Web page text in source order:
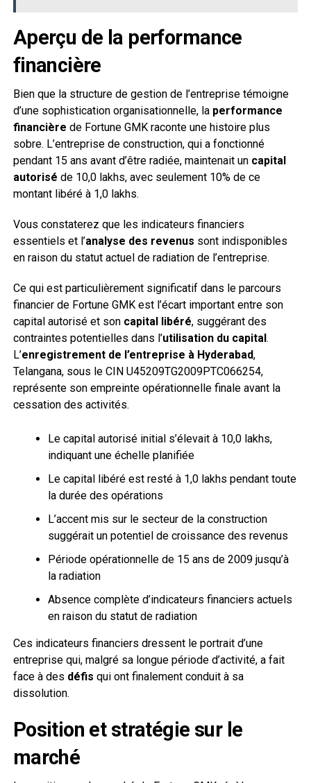
Aperçu de la performance
financière
Bien que la structure de gestion de l’entreprise témoigne
d’une sophistication organisationnelle, la performance
financière de Fortune GMK raconte une histoire plus
sobre. L’entreprise de construction, qui a fonctionné
pendant 15 ans avant d’être radiée, maintenait un capital
autorisé de ₹10,0 lakhs, avec seulement 10% de ce
montant libéré à ₹1,0 lakhs.
Vous constaterez que les indicateurs financiers
essentiels et l’analyse des revenus sont indisponibles
en raison du statut actuel de radiation de l’entreprise.
Ce qui est particulièrement significatif dans le parcours
financier de Fortune GMK est l’écart important entre son
capital autorisé et son capital libéré, suggérant des
contraintes potentielles dans l’utilisation du capital.
L’enregistrement de l’entreprise à Hyderabad,
Telangana, sous le CIN U45209TG2009PTC066254,
représente son empreinte opérationnelle finale avant la
cessation des activités.
Le capital autorisé initial s’élevait à ₹10,0 lakhs,
indiquant une échelle planifiée
Le capital libéré est resté à ₹1,0 lakhs pendant toute
la durée des opérations
L’accent mis sur le secteur de la construction
suggérait un potentiel de croissance des revenus
Période opérationnelle de 15 ans de 2009 jusqu’à
la radiation
Absence complète d’indicateurs financiers actuels
en raison du statut de radiation
Ces indicateurs financiers dressent le portrait d’une
entreprise qui, malgré sa longue période d’activité, a fait
face à des défis qui ont finalement conduit à sa
dissolution.
Position et stratégie sur le
marché